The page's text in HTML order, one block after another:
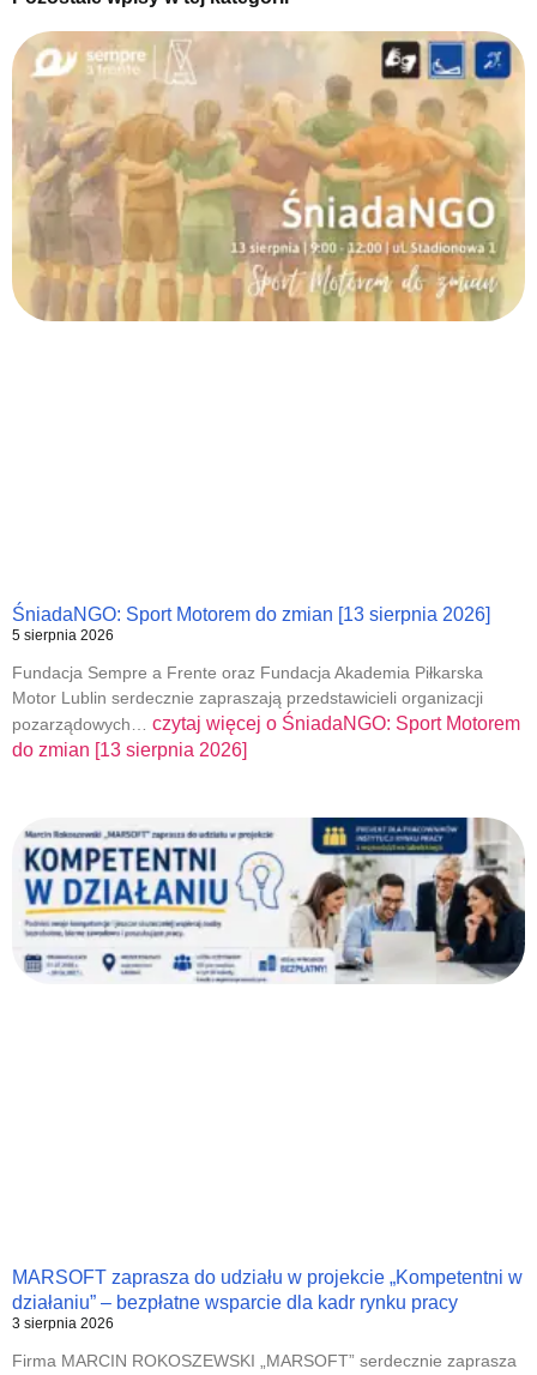
ŚniadaNGO: Sport Motorem do zmian [13 sierpnia 2026]
5 sierpnia 2026
Fundacja Sempre a Frente oraz Fundacja Akademia Piłkarska
Motor Lublin serdecznie zapraszają przedstawicieli organizacji
pozarządowych… czytaj więcej o ŚniadaNGO: Sport Motorem
do zmian [13 sierpnia 2026]
MARSOFT zaprasza do udziału w projekcie „Kompetentni w
działaniu” – bezpłatne wsparcie dla kadr rynku pracy
3 sierpnia 2026
Firma MARCIN ROKOSZEWSKI „MARSOFT” serdecznie zaprasza